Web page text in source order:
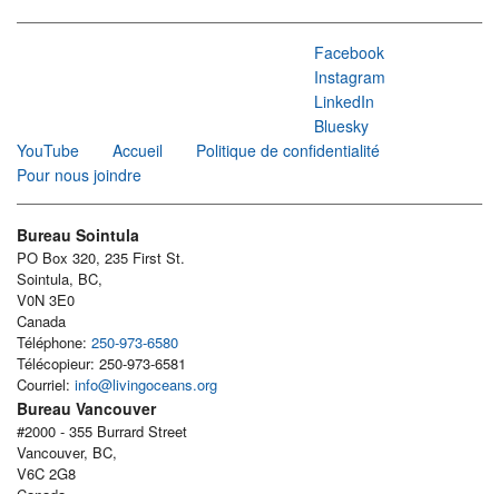
Facebook
Instagram
LinkedIn
Bluesky
YouTube
Accueil
Politique de confidentialité
Pour nous joindre
Bureau Sointula
PO Box 320, 235 First St.
Sointula, BC,
V0N 3E0
Canada
Téléphone: 250-973-6580
Télécopieur: 250-973-6581
Courriel: info@livingoceans.org
Bureau Vancouver
#2000 - 355 Burrard Street
Vancouver, BC,
V6C 2G8